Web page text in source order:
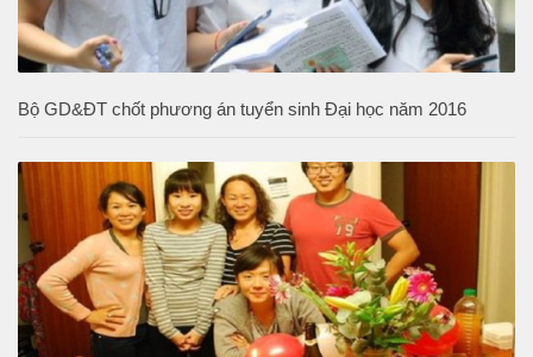
Bộ GD&ĐT chốt phương án tuyển sinh Đại học năm 2016